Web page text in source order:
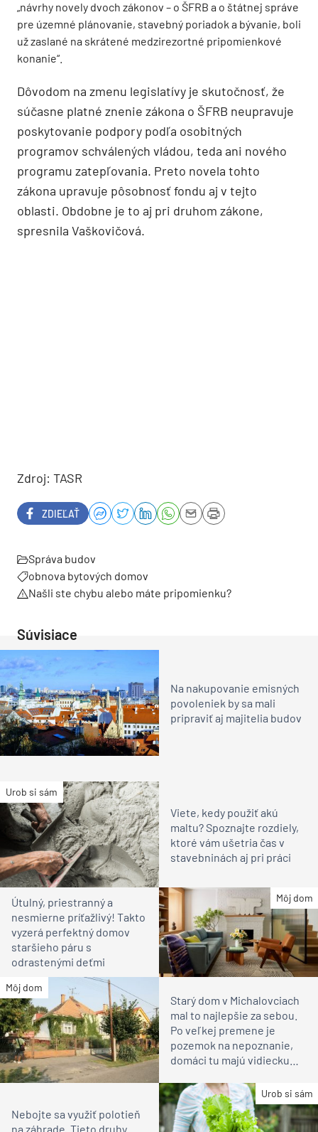
„návrhy novely dvoch zákonov – o ŠFRB a o štátnej správe
pre územné plánovanie, stavebný poriadok a bývanie, boli
už zaslané na skrátené medzirezortné pripomienkové
konanie“.
Dôvodom na zmenu legislatívy je skutočnosť, že
súčasne platné znenie zákona o ŠFRB neupravuje
poskytovanie podpory podľa osobitných
programov schválených vládou, teda ani nového
programu zatepľovania. Preto novela tohto
zákona upravuje pôsobnosť fondu aj v tejto
oblasti. Obdobne je to aj pri druhom zákone,
spresnila Vaškovičová.
Zdroj: TASR
ZDIEĽAŤ
Správa budov
obnova bytových domov
Našli ste chybu alebo máte pripomienku?
Súvisiace
Na nakupovanie emisných
povoleniek by sa mali
pripraviť aj majitelia budov
Urob si sám
Viete, kedy použiť akú
maltu? Spoznajte rozdiely,
ktoré vám ušetria čas v
stavebninách aj pri práci
Môj dom
Útulný, priestranný a
nesmierne príťažlivý! Takto
vyzerá perfektný domov
staršieho páru s
odrastenými deťmi
Môj dom
Starý dom v Michalovciach
mal to najlepšie za sebou.
Po veľkej premene je
pozemok na nepoznanie,
domáci tu majú vidiecku
Urob si sám
Nebojte sa využiť polotieň
na záhrade. Tieto druhy